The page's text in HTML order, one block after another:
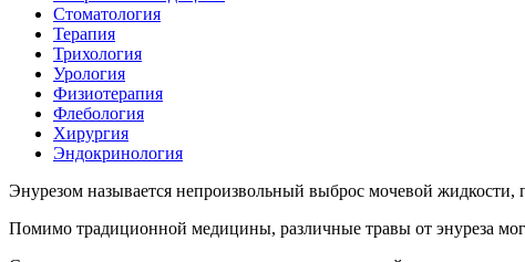
Стоматология
Терапия
Трихология
Урология
Физиотерапия
Флебология
Хирургия
Эндокринология
Энурезом называется непроизвольный выброс мочевой
Помимо традиционной медицины, различные травы от энуреза